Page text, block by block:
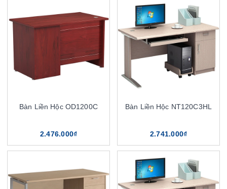
Bàn Liền Hộc OD1200C
2.476.000₫
Bàn Liền Hộc NT120C3HL
2.741.000₫